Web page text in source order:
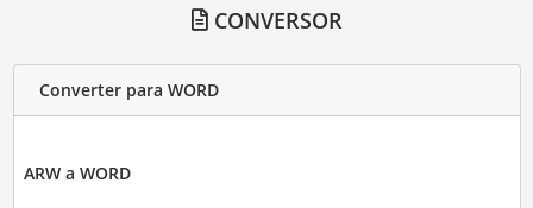
CONVERSOR
Converter para WORD
ARW a WORD